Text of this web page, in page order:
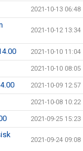
2021-10-13 06:48
2021-10-12 13:34
2021-10-10 11:04
2021-10-10 08:05
2021-10-09 12:57
2021-10-08 10:22
2021-09-25 15:23
2021-09-24 09:08